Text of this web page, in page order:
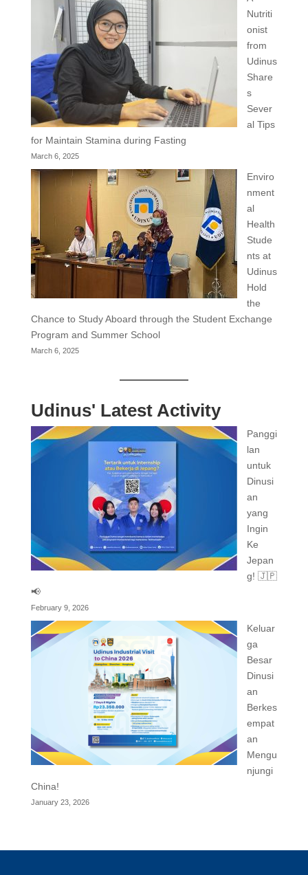
Nutriti
onist
from
Udinus
Share
s
Sever
al Tips
for Maintain Stamina during Fasting
March 6, 2025
Enviro
nment
al
Health
Stude
nts at
Udinus
Hold
the
Chance to Study Aboard through the Student Exchange
Program and Summer School
March 6, 2025
Udinus' Latest Activity
Panggi
lan
untuk
Dinusi
an
yang
Ingin
Ke
Jepan
g! 🇯🇵
📢
February 9, 2026
Keluar
ga
Besar
Dinusi
an
Berkes
empat
an
Mengu
njungi
China!
January 23, 2026